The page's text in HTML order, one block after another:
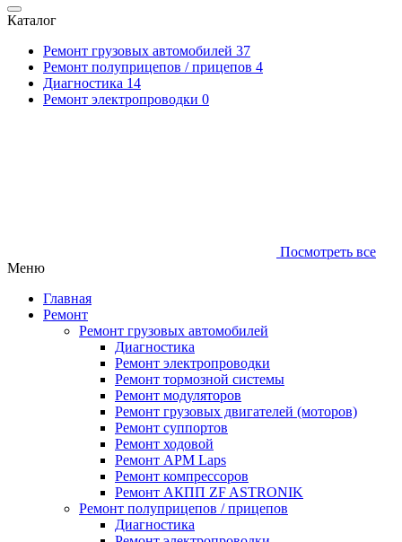
Каталог
Ремонт грузовых автомобилей 37
Ремонт полуприцепов / прицепов 4
Диагностика 14
Ремонт электропроводки 0
Посмотреть все
Меню
Главная
Ремонт
Ремонт грузовых автомобилей
Диагностика
Ремонт электропроводки
Ремонт тормозной системы
Ремонт модуляторов
Ремонт грузовых двигателей (моторов)
Ремонт суппортов
Ремонт ходовой
Ремонт APM Laps
Ремонт компрессоров
Ремонт АКПП ZF ASTRONIK
Ремонт полуприцепов / прицепов
Диагностика